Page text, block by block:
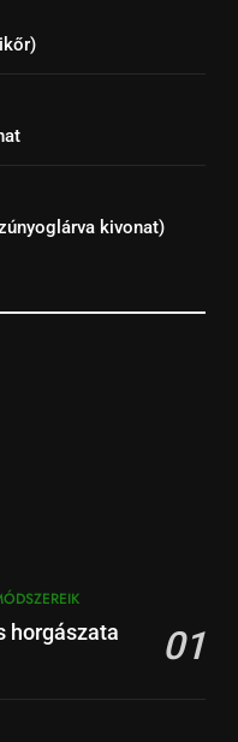
kivonat)
horgászata 01